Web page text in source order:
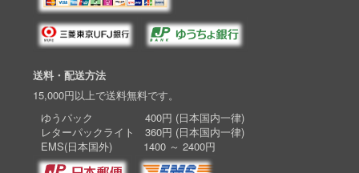
送料・配送方法
15,000円以上で送料無料です。
ゆうパック 400円 (日本国内一律)
レターパックライト 360円 (日本国内一律)
EMS(日本国外) 1400 ～ 2400円